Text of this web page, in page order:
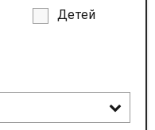
Детей